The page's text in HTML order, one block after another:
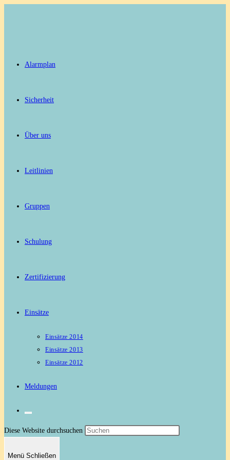
Alarmplan
Sicherheit
Über uns
Leitlinien
Gruppen
Schulung
Zertifizierung
Einsätze
Einsätze 2014
Einsätze 2013
Einsätze 2012
Meldungen
Website-
Diese Website durchsuchen
Menü Schließen